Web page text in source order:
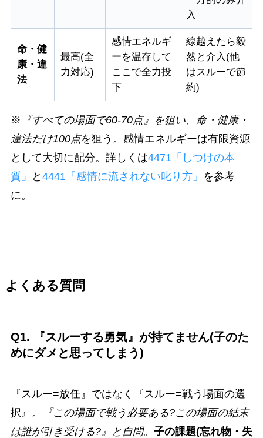
入
命・健
康・違
法
最高(全
力対応)
感情エネルギ
ーを温存して
ここで全力投
下
線越えたら毅
然と介入(他
はスルーで節
約)
※ 『すべての場面で60-70点』を狙い、命・健康・
違法だけ100点を狙う。感情エネルギーは有限資源
として大切に配分。詳しくは4471「しつけの本
質」
と 4441「感情に流されない叱り方」 を参考
に。
よくある質問
Q1. 『スルーする勇気』が持てません(子のた
めにダメと思ってしまう)
『スルー=放任』ではなく『スルー=戦う場面の選
択』。
『この場面で戦う必要ある?この場面の結末
は誰が引き受ける?』と自問。 子の課題(忘れ物・失